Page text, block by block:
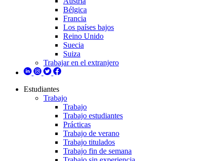
Bélgica
Francia
Los países bajos
Reino Unido
Suecia
Suiza
Trabajar en el extranjero
Estudiantes
Trabajo
Trabajo
Trabajo estudiantes
Prácticas
Trabajo de verano
Trabajo titulados
Trabajo fin de semana